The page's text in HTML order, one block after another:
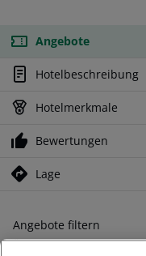
Angebote
Hotelbeschreibung
Hotelmerkmale
Bewertungen
Lage
Angebote filtern
Ändern Sie Ihre